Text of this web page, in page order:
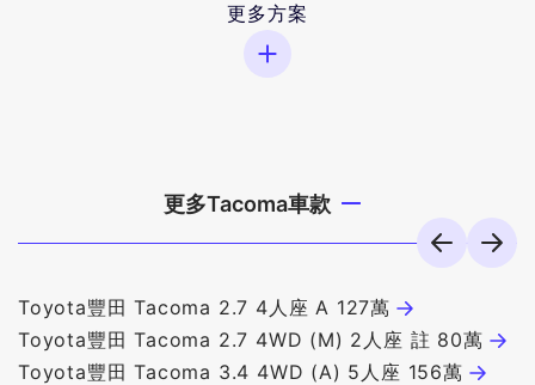
更多方案
更多Tacoma車款
Toyota豐田 Tacoma 2.7 4人座 A 127萬
Toyota豐田 Tacoma 2.7 4WD (M) 2人座 註 80萬
Toyota豐田 Tacoma 3.4 4WD (A) 5人座 156萬